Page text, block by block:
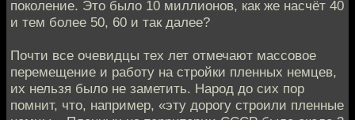
поколение. Это было 10 миллионов, как же насчёт 40
и тем более 50, 60 и так далее?
Почти все очевидцы тех лет отмечают массовое
перемещение и работу на стройки пленных немцев,
их нельзя было не заметить. Народ до сих пор
помнит, что, например, «эту дорогу строили пленные